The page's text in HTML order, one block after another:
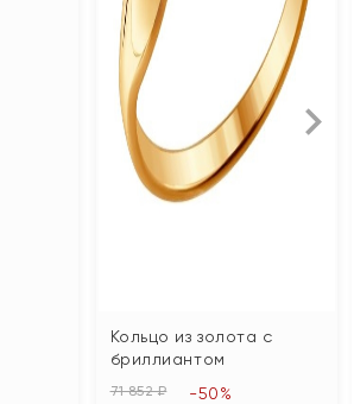
Кольцо из золота с
бриллиантом
71 852 ₽ -50%